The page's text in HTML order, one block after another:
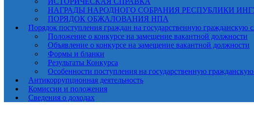
НАГРАДЫ НАРОДНОГО СОБРАНИЯ РЕСПУБЛИКИ
ПОРЯДОК ОБЖАЛОВАНИЯ НПА
Порядок поступления граждан на государственную гражданскую
Положение о конкурсе на замещение вакантной должности
Объявление о конкурсе на замещение вакантной должности
Формы и бланки
Результаты Конкурса
Особенности поступления на государственную
Антикоррупционная деятельность
Комиссии и положения
Сведения о доходах